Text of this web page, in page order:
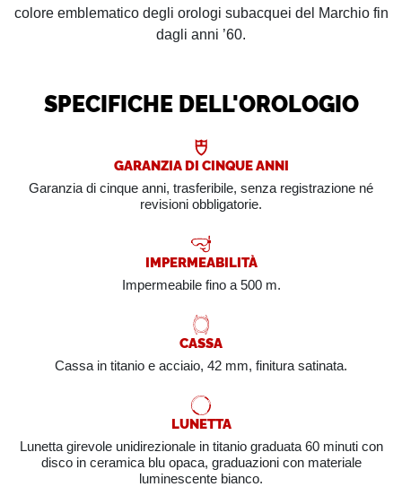
colore emblematico degli orologi subacquei del Marchio fin
dagli anni ’60.
SPECIFICHE DELL'OROLOGIO
GARANZIA DI CINQUE ANNI
Garanzia di cinque anni, trasferibile, senza registrazione né
revisioni obbligatorie.
IMPERMEABILITÀ
Impermeabile fino a 500 m.
CASSA
Cassa in titanio e acciaio, 42 mm, finitura satinata.
LUNETTA
Lunetta girevole unidirezionale in titanio graduata 60 minuti con
disco in ceramica blu opaca, graduazioni con materiale
luminescente bianco.